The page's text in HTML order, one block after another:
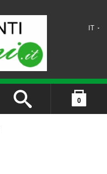
IT
0